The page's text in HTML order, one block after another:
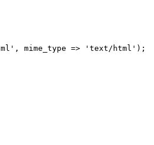
mime_type => 'text/html');